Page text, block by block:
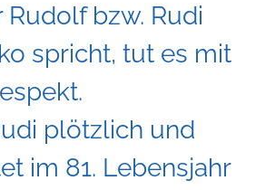
Rudolf bzw. Rudi
spricht, tut es mit
plötzlich und
im 81. Lebensjahr